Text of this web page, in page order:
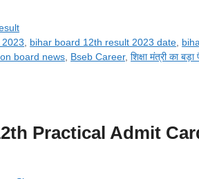
bihar board 12th result 2023 date
board news Bseb Career, शिक्षा मंत्री का
Practical Admit Card